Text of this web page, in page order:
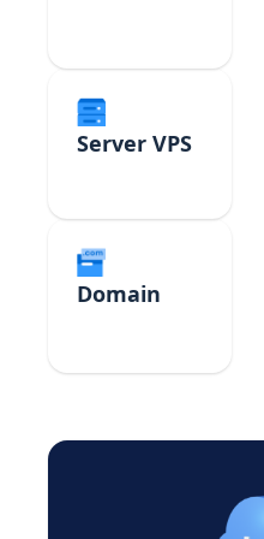
Server VPS
Domain